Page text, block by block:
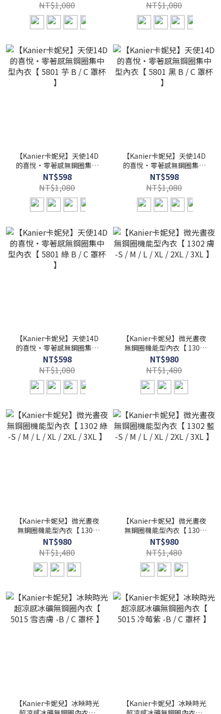
NT$1,080
NT$1,080
【Kanier卡妮兒】天使14D
的喜悅‧零著感無鋼圈集中
型內衣【 5801 芋 B / C 罩杯
】
NT$598
NT$1,080
【Kanier卡妮兒】天使14D
的喜悅‧零著感無鋼圈集中
型內衣【 5801 黑 B / C 罩杯
】
NT$598
NT$1,080
【Kanier卡妮兒】天使14D
的喜悅‧零著感無鋼圈集中
型內衣【 5801 綠 B / C 罩杯
】
NT$598
NT$1,080
【Kanier卡妮兒】微光晝夜
無鋼圈機能型內衣【 1302
】
NT$980
NT$1,480
【Kanier卡妮兒】微光晝夜
無鋼圈機能型內衣【 1302
】
NT$980
NT$1,480
【Kanier卡妮兒】微光晝夜
無鋼圈機能型內衣【 1302
藍 -S / M / L / XL / 2XL / 3XL
】
NT$980
NT$1,480
【Kanier卡妮兒】冰映時光
【Kanier卡妮兒】冰映時光